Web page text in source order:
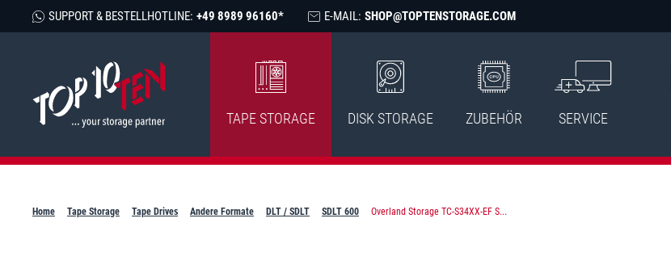
SUPPORT & BESTELLHOTLINE: +49 8989 96160* E-MAIL: SHOP@TOPTENSTORAGE.COM
TAPE STORAGE DISK STORAGE ZUBEHÖR SERVICE
Home Tape Storage Tape Drives Andere Formate DLT / SDLT SDLT 600 Overland Storage TC-S34XX-EF S...